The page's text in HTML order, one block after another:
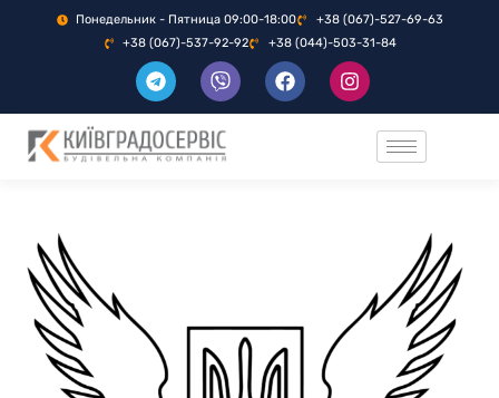
Понедельник - Пятница 09:00-18:00
+38 (067)-527-69-63
+38 (067)-537-92-92
+38 (044)-503-31-84